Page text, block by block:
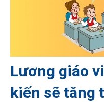
Lương giáo
kiến sẽ tăng